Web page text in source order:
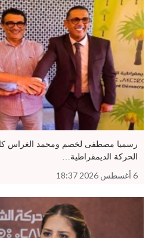
رسميا مصطفى لخصم ومحمد الغراس
الحركة الديمقراطية…
6 أغسطس 2026 18:37